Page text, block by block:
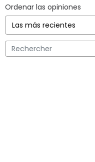
Ordenar las opiniones